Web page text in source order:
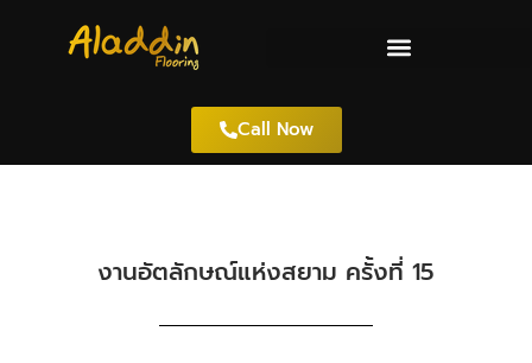
Call Now
งานอัตลักษณ์แห่งสยาม ครั้งที่ 15